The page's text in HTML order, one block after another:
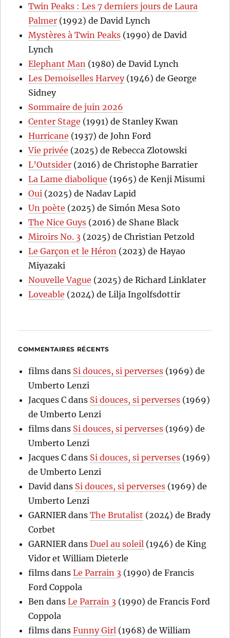
Twin Peaks : Les 7 derniers jours de Laura
Palmer (1992) de David Lynch
Mystères à Twin Peaks (1990) de David
Lynch
Elephant Man (1980) de David Lynch
Les Demoiselles Harvey(1946) de George
Sidney
Sommaire de juin 2026
Center Stage (1991) de Stanley Kwan
Hurricane (1937) de John Ford
Vie privée (2025) de Rebecca Zlotowski
L’Outsider (2016) de Christophe Barratier
La Lame diabolique (1965) de Kenji Misumi
Oui (2025) de Nadav Lapid
Un poète (2025) de Simón Mesa Soto
The Nice Guys (2016) de Shane Black
Miroirs No. 3 (2025) de Christian Petzold
Le Garçon et le Héron (2023) de Hayao
Miyazaki
Nouvelle Vague (2025) de Richard Linklater
Loveable (2024) de Lilja Ingolfsdottir
COMMENTAIRES RÉCENTS
films dans Si douces, si perverses (1969) de
Umberto Lenzi
Jacques C dans Si douces, si perverses (1969)
de Umberto Lenzi
films dans Si douces, si perverses (1969) de
Umberto Lenzi
Jacques C dans Si douces, si perverses (1969)
de Umberto Lenzi
David dans Si douces, si perverses (1969) de
Umberto Lenzi
GARNIERdansThe Brutalist (2024) de Brady
Corbet
GARNIERdansDuel au soleil (1946) de King
Vidor et William Dieterle
films dansLe Parrain 3 (1990) de Francis
Ford Coppola
Ben dansLe Parrain 3 (1990) de Francis Ford
Coppola
films dansFunny Girl (1968) de William